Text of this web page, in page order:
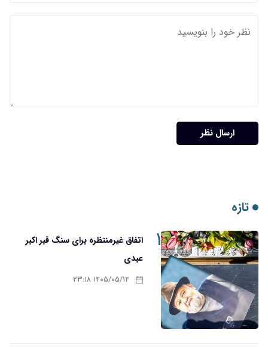
ارسال نظر
تازه
۱
اتفاق غیرمنتظره برای سنگ قبر اکبر
عبدی
۱۴۰۵/۰۵/۱۴ ۲۳:۱۸